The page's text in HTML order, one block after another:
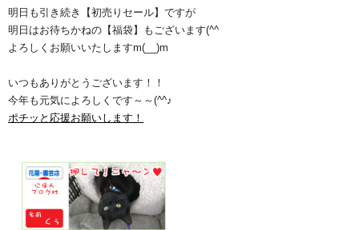
明日も引き続き【初売りセール】ですが
明日はお待ちかねの【福袋】もございます(^^ゞ
よろしくお願いいたしますm(__)m
いつもありがとうございます！！
今年も元気によろしくです～～(^^♪
ポチッと応援お願いします！